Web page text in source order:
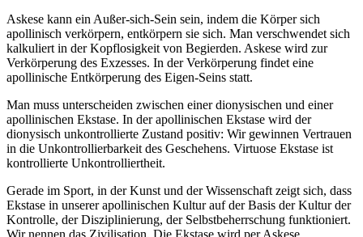
Askese kann ein Außer-sich-Sein sein, indem die Körper sich
apollinisch verkörpern, entkörpern sie sich. Man verschwendet sich
kalkuliert in der Kopflosigkeit von Begierden. Askese wird zur
Verkörperung des Exzesses. In der Verkörperung findet eine
apollinische Entkörperung des Eigen-Seins statt.
Man muss unterscheiden zwischen einer dionysischen und einer
apollinischen Ekstase. In der apollinischen Ekstase wird der
dionysisch unkontrollierte Zustand positiv: Wir gewinnen Vertrauen
in die Unkontrollierbarkeit des Geschehens. Virtuose Ekstase ist
kontrollierte Unkontrolliertheit.
Gerade im Sport, in der Kunst und der Wissenschaft zeigt sich, dass
Ekstase in unserer apollinischen Kultur auf der Basis der Kultur der
Kontrolle, der Disziplinierung, der Selbstbeherrschung funktioniert.